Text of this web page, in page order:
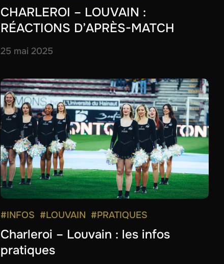
CHARLEROI – LOUVAIN :
RÉACTIONS D’APRÈS-MATCH
25 mai 2025
#INFOS #LOUVAIN #PRATIQUES
Charleroi – Louvain : les infos
pratiques